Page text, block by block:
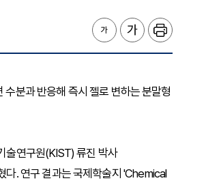
분과 반응해 즉시 젤로 변하는 분말형
술연구원(KIST) 류진 박사
다. 연구 결과는 국제학술지 'Chemical